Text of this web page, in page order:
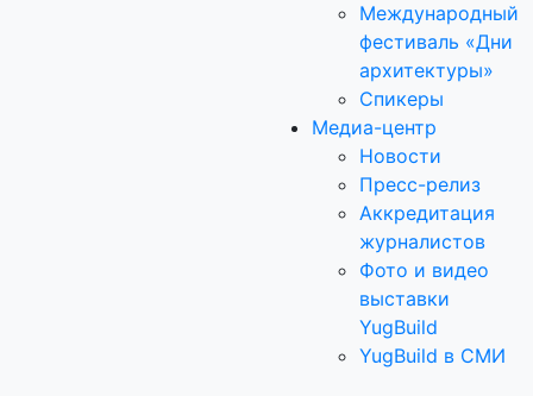
Международный
фестиваль «Дни
архитектуры»
Спикеры
Медиа-центр
Новости
Пресс-релиз
Аккредитация
журналистов
Фото и видео
выставки
YugBuild
YugBuild в СМИ